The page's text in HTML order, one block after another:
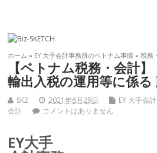
ホーム » EY 大手会計事務所のベトナム事情 »税務
【ベトナム税務・会計】
輸出入税の運用等に係
SK2 2021年6月29日 EY 大手会
会計
コメントはありません
EY大手